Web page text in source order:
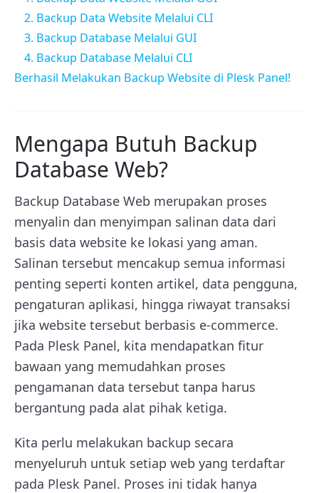
2. Backup Data Website Melalui CLI
3. Backup Database Melalui GUI
4. Backup Database Melalui CLI
Berhasil Melakukan Backup Website di Plesk Panel!
Mengapa Butuh Backup
Database Web?
Backup Database Web merupakan proses
menyalin dan menyimpan salinan data dari
basis data website ke lokasi yang aman.
Salinan tersebut mencakup semua informasi
penting seperti konten artikel, data pengguna,
pengaturan aplikasi, hingga riwayat transaksi
jika website tersebut berbasis e-commerce.
Pada Plesk Panel, kita mendapatkan fitur
bawaan yang memudahkan proses
pengamanan data tersebut tanpa harus
bergantung pada alat pihak ketiga.
Kita perlu melakukan backup secara
menyeluruh untuk setiap web yang terdaftar
pada Plesk Panel. Proses ini tidak hanya